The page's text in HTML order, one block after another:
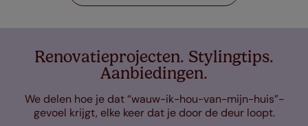
Renovatieprojecten. Stylingtips.
Aanbiedingen.
We delen hoe je dat “wauw-ik-hou-van-mijn-huis”-
gevoel krijgt, elke keer dat je door de deur loopt.